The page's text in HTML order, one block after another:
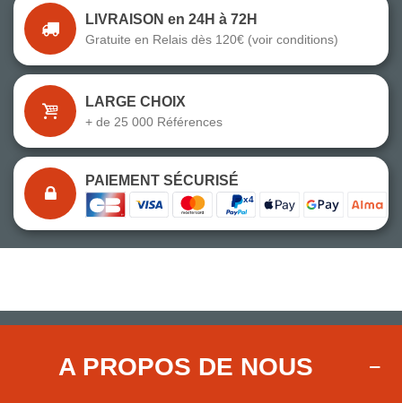
LIVRAISON en 24H à 72H
Gratuite en Relais dès 120€ (voir conditions)
LARGE CHOIX
+ de 25 000 Références
PAIEMENT SÉCURISÉ
A PROPOS DE NOUS